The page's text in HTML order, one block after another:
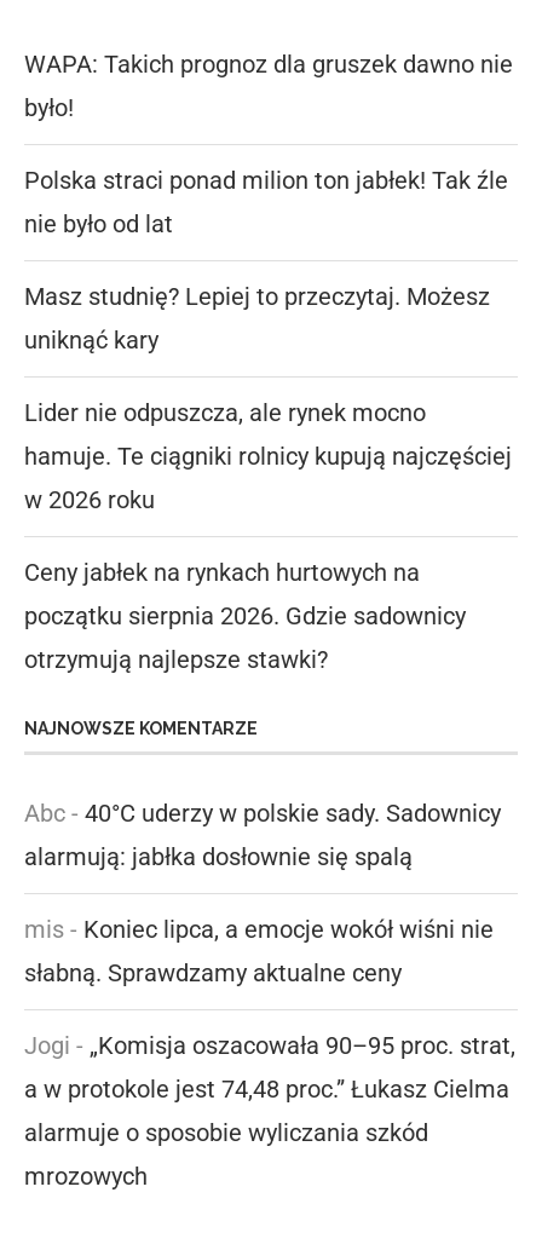
WAPA: Takich prognoz dla gruszek dawno nie
było!
Polska straci ponad milion ton jabłek! Tak źle
nie było od lat
Masz studnię? Lepiej to przeczytaj. Możesz
uniknąć kary
Lider nie odpuszcza, ale rynek mocno
hamuje. Te ciągniki rolnicy kupują najczęściej
w 2026 roku
Ceny jabłek na rynkach hurtowych na
początku sierpnia 2026. Gdzie sadownicy
otrzymują najlepsze stawki?
NAJNOWSZE KOMENTARZE
Abc - 40°C uderzy w polskie sady. Sadownicy
alarmują: jabłka dosłownie się spalą
mis - Koniec lipca, a emocje wokół wiśni nie
słabną. Sprawdzamy aktualne ceny
Jogi - „Komisja oszacowała 90–95 proc. strat,
a w protokole jest 74,48 proc.” Łukasz Cielma
alarmuje o sposobie wyliczania szkód
mrozowych